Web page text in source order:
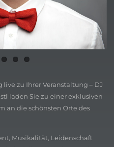
live zu Ihrer Veranstaltung – DJ
laden Sie zu einer exklusiven
an die schönsten Orte des
Musikalität, Leidenschaft